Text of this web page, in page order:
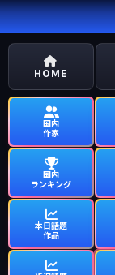
HOME
国内
作家
国内
ランキング
本日話題
作品